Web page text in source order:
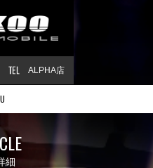
ALPHA店
細